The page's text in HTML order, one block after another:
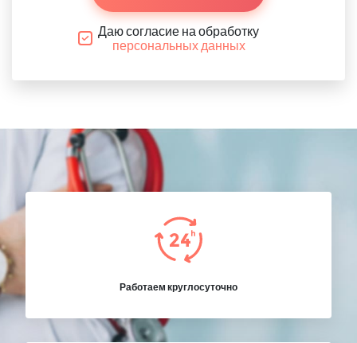
Даю согласие на обработку
персональных данных
Работаем круглосуточно